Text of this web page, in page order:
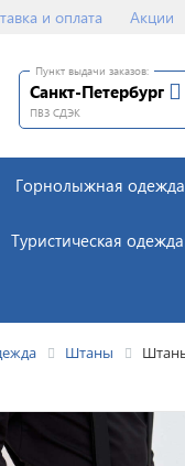
и оплата Акции
Пункт выдачи заказов:
Санкт-Петербург
ПВЗ СДЭК
Горнолыжная одежда
Туристическая одежда
Штаны